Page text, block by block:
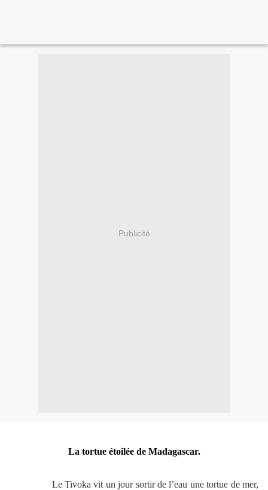
Publicité
La tortue étoilée de Madagascar.
Le Tivoka vit un jour sortir de l’eau une tortue de mer,